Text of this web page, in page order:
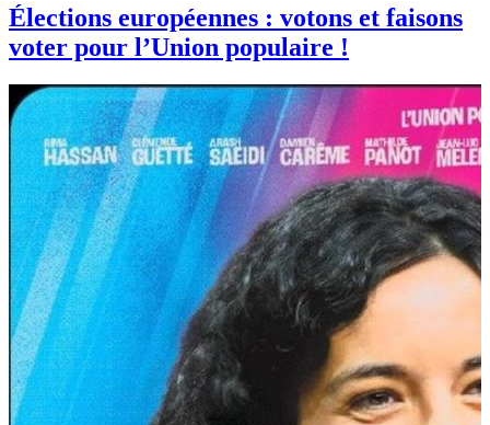
Élections européennes : votons et faisons
voter pour l’Union populaire !